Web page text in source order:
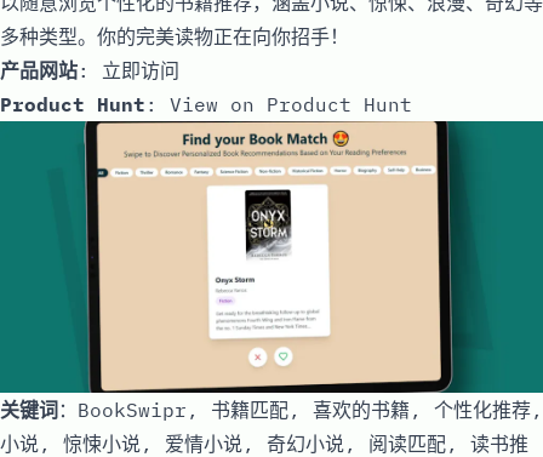
多种类型。你的完美读物正在向你招手！
产品网站: 立即访问
Product Hunt : View on Product Hunt
关键词：BookSwipr, 书籍匹配, 喜欢的书籍, 个性化推荐,
小说, 惊悚小说, 爱情小说, 奇幻小说, 阅读匹配, 读书推